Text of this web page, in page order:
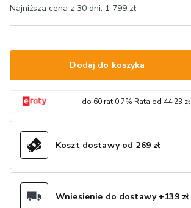
Najniższa cena z 30 dni: 1 799 zł
Dodaj do koszyka
do 60 rat 0.7% Rata od 44.23 zł
Koszt dostawy od 269 zł
Wniesienie do dostawy +139 zł